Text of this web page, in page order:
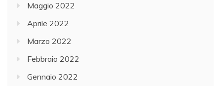
Maggio 2022
Aprile 2022
Marzo 2022
Febbraio 2022
Gennaio 2022